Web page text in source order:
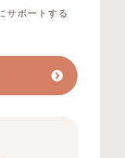
サポートする